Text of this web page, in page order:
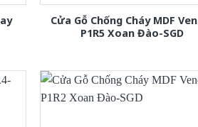
Cửa Gỗ Chống Cháy MDF
P1R5 Xoan Đào-SGD